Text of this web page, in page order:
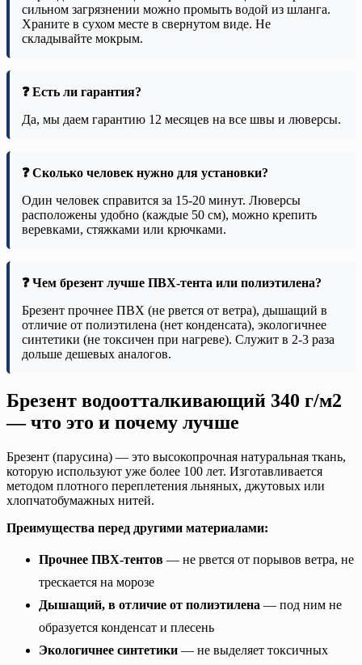
сильном загрязнении можно промыть водой из шланга.
Храните в сухом месте в свернутом виде. Не
складывайте мокрым.
❓ Есть ли гарантия?
Да, мы даем гарантию 12 месяцев на все швы и люверсы.
❓ Сколько человек нужно для установки?
Один человек справится за 15-20 минут. Люверсы
расположены удобно (каждые 50 см), можно крепить
веревками, стяжками или крючками.
❓ Чем брезент лучше ПВХ-тента или полиэтилена?
Брезент прочнее ПВХ (не рвется от ветра), дышащий в
отличие от полиэтилена (нет конденсата), экологичнее
синтетики (не токсичен при нагреве). Служит в 2-3 раза
дольше дешевых аналогов.
Брезент водоотталкивающий 340 г/м2
— что это и почему лучше
Брезент (парусина) — это высокопрочная натуральная ткань,
которую используют уже более 100 лет. Изготавливается
методом плотного переплетения льняных, джутовых или
хлопчатобумажных нитей.
Преимущества перед другими материалами:
Прочнее ПВХ-тентов — не рвется от порывов ветра, не
трескается на морозе
Дышащий, в отличие от полиэтилена — под ним не
образуется конденсат и плесень
Экологичнее синтетики — не выделяет токсичных